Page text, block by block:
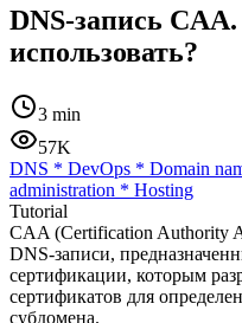
DNS-запись
использовать?
3 min
57K
DNS * DevOps * Domain
administration * Hosting
Tutorial
CAA (Certification Authority
DNS-записи,
сертификации, которым
сертификатов для
субдомена.